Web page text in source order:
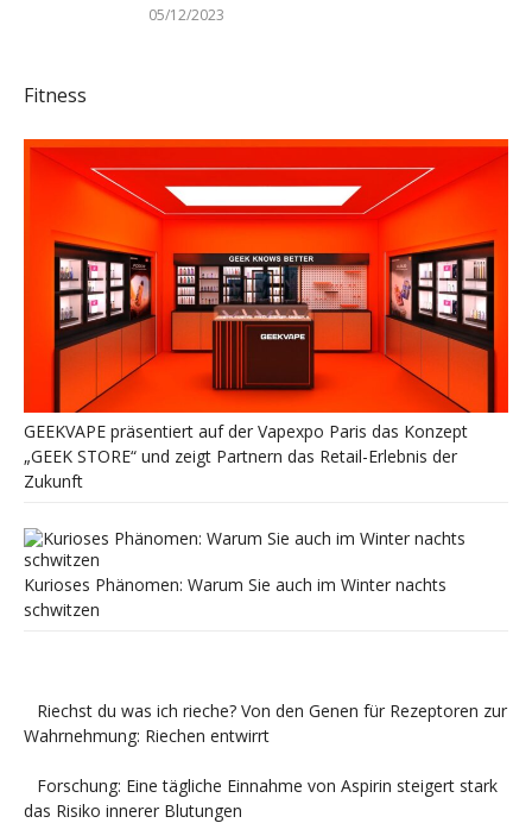
05/12/2023
Fitness
GEEKVAPE präsentiert auf der Vapexpo Paris das Konzept
„GEEK STORE“ und zeigt Partnern das Retail-Erlebnis der
Zukunft
Kurioses Phänomen: Warum Sie auch im Winter nachts
schwitzen
Riechst du was ich rieche? Von den Genen für Rezeptoren zur
Wahrnehmung: Riechen entwirrt
Forschung: Eine tägliche Einnahme von Aspirin steigert stark
das Risiko innerer Blutungen